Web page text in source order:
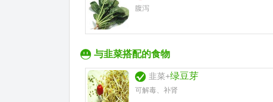
腹泻
与韭菜搭配的食物
韭菜+绿豆芽
可解毒、补肾